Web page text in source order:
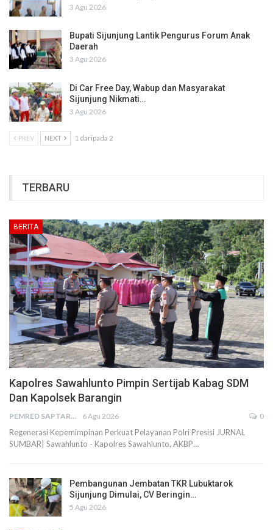
3 Agu 2026
Bupati Sijunjung Lantik Pengurus Forum Anak
Daerah
3 Agu 2026
Di Car Free Day, Wabup dan Masyarakat
Sijunjung Nikmati…
3 Agu 2026
PREV NEXT 1 daripada 2
TERBARU
BERITA
Kapolres Sawahlunto Pimpin Sertijab Kabag SDM
Dan Kapolsek Barangin
PEMRED SAPTARIUS 6 Agu 2026 0
Regenerasi Kepemimpinan Perkuat Pelayanan Polri Presisi JURNAL
SUMBAR| Sawahlunto - Kapolres Sawahlunto, AKBP…
Pembangunan Jembatan TKR Lubuktarok
Sijunjung Dimulai, CV Beringin…
5 Agu 2026